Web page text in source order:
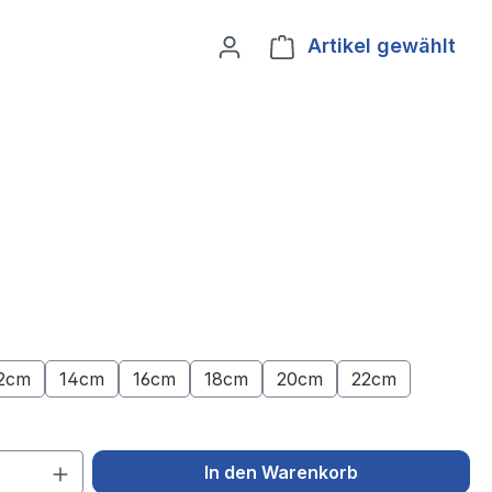
Artikel gewählt
14cm 16cm 18cm 20cm
22cm
Anzahl: Gib den gewünschten Wert
In den Warenkorb